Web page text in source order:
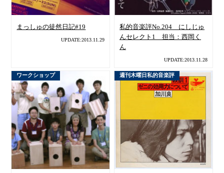
まっしゅの徒然日記#19
UPDATE:2013.11.29
私的音楽評No.204 にしじゅ
んセレクト1 担当：西岡く
ん
UPDATE:2013.11.28
ワークショップ 週刊木曜日私的音楽評